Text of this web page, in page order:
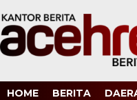
HOME BERITA